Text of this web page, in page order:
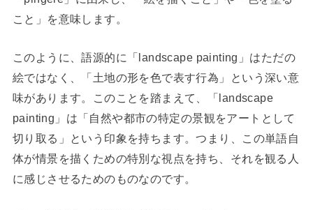
こと」を意味します。
このように、語源的に「landscape painting」はただの
絵ではなく、「土地の形を色で表す行為」という深い意
味があります。このことを踏まえて、「landscape
painting」は「自然や都市の特定の景観をアートとして
切り取る」という印象を持ちます。つまり、この単語自
体が情景を描くための特別な視点を持ち、それを観る人
に感じさせるためのものなのです。